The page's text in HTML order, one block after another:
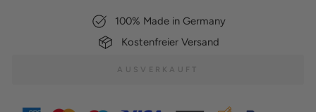
100% Made in Germany
Kostenfreier Versand
AUSVERKAUFT